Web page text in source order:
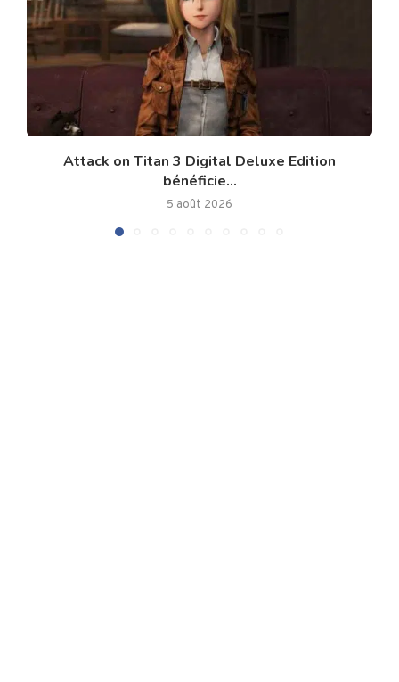
Attack on Titan 3 Digital Deluxe Edition
bénéficie...
5 août 2026